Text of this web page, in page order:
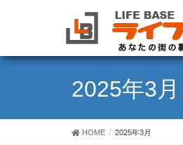
2025年3月
HOME 2025年3月